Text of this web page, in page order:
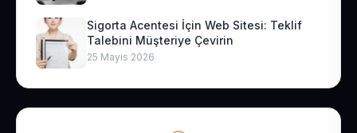
Sigorta Acentesi İçin Web Sitesi: Teklif
Talebini Müşteriye Çevirin
25 Mayıs 2026